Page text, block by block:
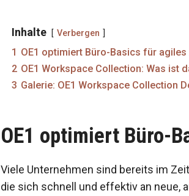
Inhalte Verbergen
1 OE1 optimiert Büro-Basics für agiles
2 OE1 Workspace Collection: Was ist
3 Galerie: OE1 Workspace Collection
OE1 optimiert Büro-
Viele Unternehmen sind bereits im
die sich schnell und effektiv an neue,